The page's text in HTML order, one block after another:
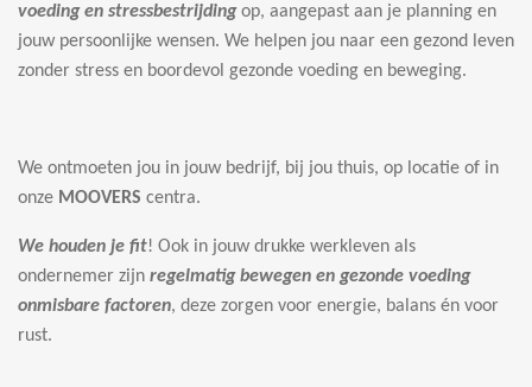
voeding en stressbestrijdingop, aangepast aan je planning en
jouw persoonlijke wensen. We helpen jou naar een gezond leven
zonder stress en boordevol gezonde voeding en beweging.
We ontmoeten jou in jouw bedrijf, bij jou thuis, op locatie of in
onze MOOVERS centra.
We houden je fit! Ook in jouw drukke werkleven als
ondernemer zijn regelmatig bewegen en gezonde voeding
onmisbare factoren, deze zorgen voor energie, balans én voor
rust.